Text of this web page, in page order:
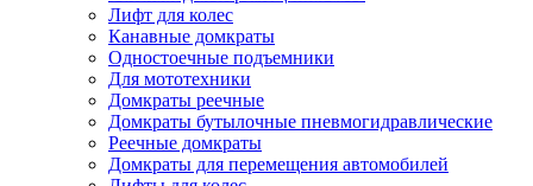
Лифт для колес
Канавные домкраты
Одностоечные подъемники
Для мототехники
Домкраты реечные
Домкраты бутылочные пневмогидравлические
Реечные домкраты
Домкраты для перемещения автомобилей